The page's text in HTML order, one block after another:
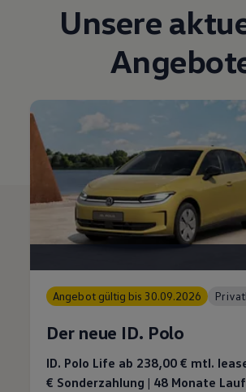
Unsere
Angebot gültig bis 30.09.2026
Der neue ID. Polo
ID. Polo Life ab 238,00 € mtl.
€ Sonderzahlung | 48 Monate